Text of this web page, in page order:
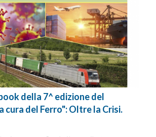
della 7^ edizione del
cura del Ferro": Oltre la Crisi.